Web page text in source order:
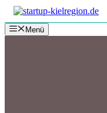
Zum
Inhalt
springenMenü